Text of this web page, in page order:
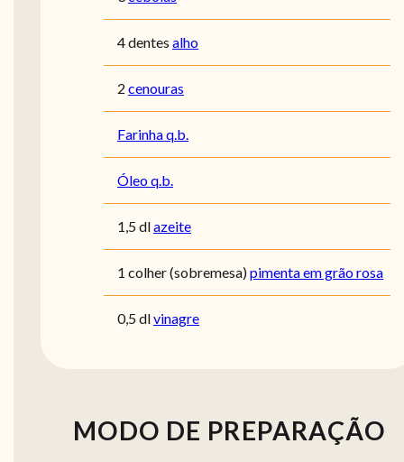
4 dentes alho
2 cenouras
Farinha q.b.
Óleo q.b.
1,5 dlazeite
1 colher (sobremesa)pimenta em grão rosa
0,5 dlvinagre
MODO DE PREPARAÇÃO